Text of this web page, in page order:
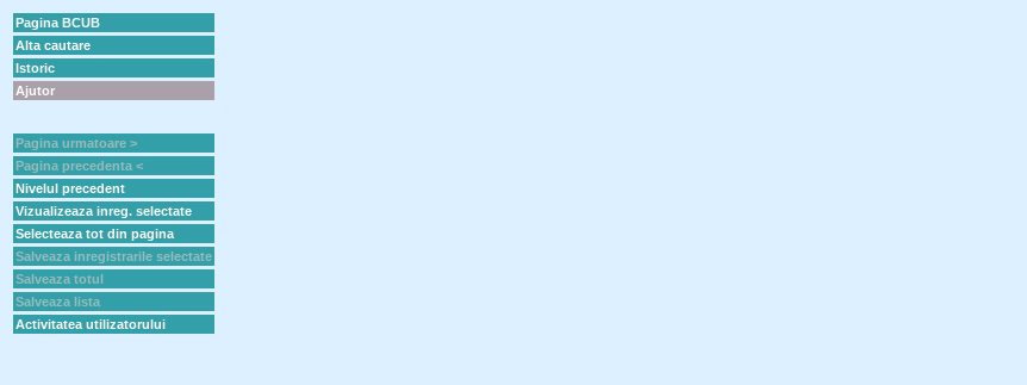
Pagina BCUB
Alta cautare
Istoric
Ajutor
Pagina urmatoare >
Pagina precedenta <
Nivelul precedent
Vizualizeaza inreg. selectate
Selecteaza tot din pagina
Salveaza inregistrarile selectate
Salveaza totul
Salveaza lista
Activitatea utilizatorului